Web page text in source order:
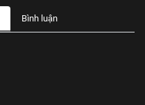
Bình luận